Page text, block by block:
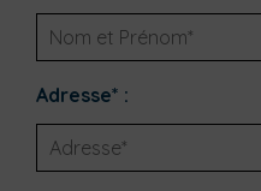
Adresse* :